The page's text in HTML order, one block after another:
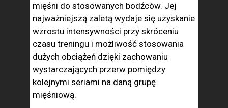
mięśni do stosowanych bodźców. Jej
najważniejszą zaletą wydaje się uzyskanie
wzrostu intensywności przy skróceniu
czasu treningu i możliwość stosowania
dużych obciążeń dzięki zachowaniu
wystarczających przerw pomiędzy
kolejnymi seriami na daną grupę
mięśniową.